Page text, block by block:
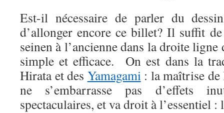
Est-il nécessaire de parler du
d’allonger encore ce billet? Il suffit
seinen à l’ancienne dans la droite
simple et efficace. On est dans la
Hirata et des Yamagami: la maîtrise de
ne s’embarrasse pas d’effets
spectaculaires, et va droit à l’essentiel :